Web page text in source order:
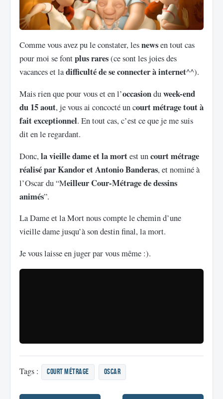
Comme vous avez pu le constater, lesnewsen tout cas
pour moi se fontplus rares(ce sont les joies des
vacances et ladifficulté de se connecter à internet^^).
Mais rien que pour vous et en l’occasionduweek-end
du 15 aout, je vous ai concocté un court métrage tout à
fait exceptionnel. En tout cas, c’est ce que je me suis
dit en le regardant.
Donc, la vieille dame et la mortest un court métrage
réalisé par Kandor et Antonio Banderas, et nominé à
l’Oscar du “Meilleur Cour-Métrage de dessins
animés”.
La Dame et la Mort nous compte le chemin d’une
vieille dame jusqu’à son destin final, la mort.
Je vous laisse en juger par vous même :).
Tags : court métrage oscar